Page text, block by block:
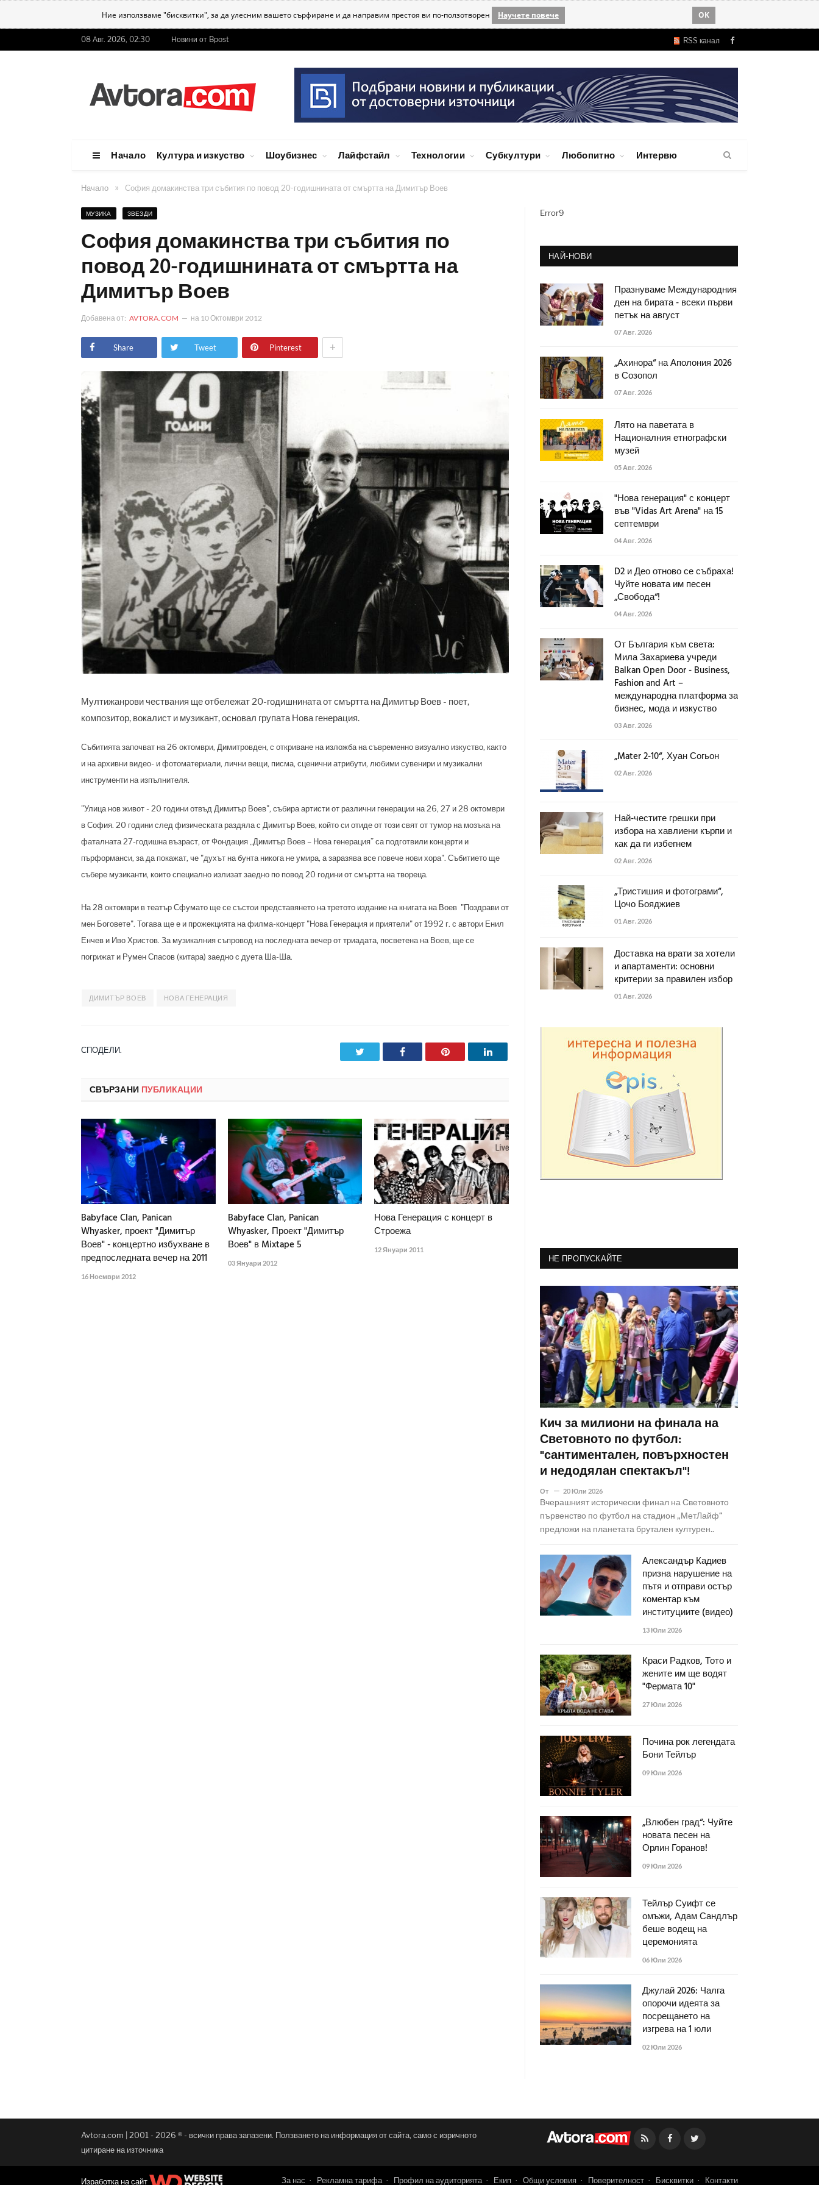
Ние използваме "бисквитки", за да улесним вашето сърфиране и да направим престоя ви по-ползотворен Научете повече OK
08 Авг. 2026, 02:30 Новини от Bpost RSS канал Facebook
Начало Култура и изкуство Шоубизнес Лайфстайл Технологии Субкултури Любопитно Интервю
Начало » София домакинства три събития по повод 20-годишнината от смъртта на Димитър Воев
МУЗИКА ЗВЕЗДИ
София домакинства три събития по
повод 20-годишнината от смъртта на
Димитър Воев
Добавена от: AVTORA.COM на 10 Октомври 2012
Share Tweet Pinterest +
Мултижанрови чествания ще отбележат 20-годишнината от смъртта на Димитър Воев - поет,
композитор, вокалист и музикант, основал групата Нова генерация.
Събитията започват на 26 октомври, Димитровден, с откриване на изложба на съвременно визуално изкуство, както
и на архивни видео- и фотоматериали, лични вещи, писма, сценични атрибути, любими сувенири и музикални
инструменти на изпълнителя.
"Улица нов живот - 20 години отвъд Димитър Воев", събира артисти от различни генерации на 26, 27 и 28 октомври
в София. 20 години след физическата раздяла с Димитър Воев, който си отиде от този свят от тумор на мозъка на
фаталната 27-годишна възраст, от Фондация „Димитър Воев – Нова генерация” са подготвили концерти и
пърформанси, за да покажат, че "духът на бунта никога не умира, а заразява все повече нови хора". Събитието ще
събере музиканти, които специално излизат заедно по повод 20 години от смъртта на твореца.
На 28 октомври в театър Сфумато ще се състои представянето на третото издание на книгата на Воев "Поздрави от
мен Боговете". Тогава ще е и прожекцията на филма-концерт "Нова Генерация и приятели" от 1992 г. с автори Енил
Енчев и Иво Христов. За музикалния съпровод на последната вечер от триадата, посветена на Воeв, ще се
погрижат и Румен Спасов (китара) заедно с дуета Ша-Ша.
ДИМИТЪР ВОЕВ НОВА ГЕНЕРАЦИЯ
СПОДЕЛИ. Facebook Pinterest LinkedIn
СВЪРЗАНИ ПУБЛИКАЦИИ
Babyface Clan, Panican
Whyasker, проект "Димитър
Воев" - концертно избухване в
предпоследната вечер на 2011
16 Ноември 2012
Babyface Clan, Panican
Whyasker, Проект "Димитър
Воев" в Mixtape 5
03 Януари 2012
Нова Генерация с концерт в
Строежа
12 Януари 2011
Error9
НАЙ-НОВИ
Празнуваме Международния
ден на бирата - всеки първи
петък на август
07 Авг. 2026
„Ахинора“ на Аполония 2026
в Созопол
07 Авг. 2026
Лято на паветата в
Националния етнографски
музей
05 Авг. 2026
"Нова генерация" с концерт
във "Vidas Art Arena" на 15
септември
04 Авг. 2026
D2 и Део отново се събраха!
Чуйте новата им песен
„Свобода“!
04 Авг. 2026
От България към света:
Мила Захариева учреди
Balkan Open Door - Business,
Fashion and Art –
международна платформа за
бизнес, мода и изкуство
03 Авг. 2026
„Mater 2-10“, Хуан Согьон
02 Авг. 2026
Най-честите грешки при
избора на хавлиени кърпи и
как да ги избегнем
02 Авг. 2026
„Тристишия и фотограми“,
Цочо Бояджиев
01 Авг. 2026
Доставка на врати за хотели
и апартаменти: основни
критерии за правилен избор
01 Авг. 2026
НЕ ПРОПУСКАЙТЕ
Кич за милиони на финала на
Световното по футбол:
"сантиментален, повърхностен
и недодялан спектакъл"!
От 20 Юли 2026
Вчерашният исторически финал на Световното
първенство по футбол на стадион „МетЛайф“
предложи на планетата брутален културен..
Александър Кадиев
призна нарушение на
пътя и отправи остър
коментар към
институциите (видео)
13 Юли 2026
Краси Радков, Тото и
жените им ще водят
"Фермата 10"
27 Юли 2026
Почина рок легендата
Бони Тейлър
09 Юли 2026
„Влюбен град“: Чуйте
новата песен на
Орлин Горанов!
09 Юли 2026
Тейлър Суифт се
омъжи, Адам Сандлър
беше водещ на
церемонията
06 Юли 2026
Джулай 2026: Чалга
опорочи идеята за
посрещането на
изгрева на 1 юли
02 Юли 2026
Avtora.com | 2001 - 2026 ® - всички права запазени. Ползването на информация от сайта, само с изричното
цитиране на източника
Facebook
Изработка на сайт За нас Рекламна тарифа Профил на аудиторията Екип Общи условия Поверителност Бисквитки Контакти